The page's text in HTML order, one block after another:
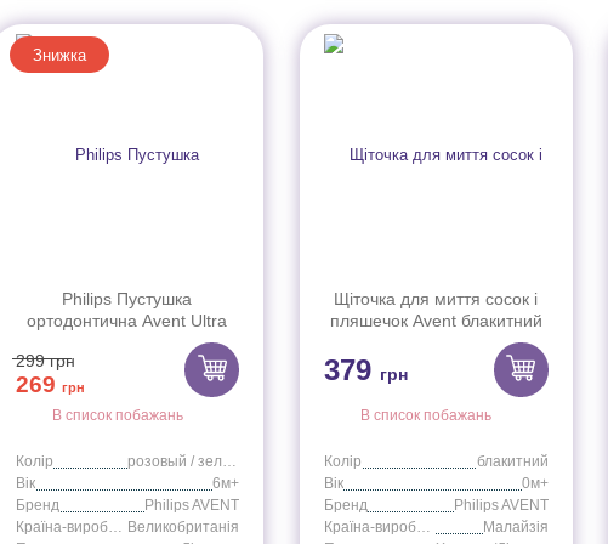
Знижка
Philips Пустушка
ортодонтична Avent Ultra
Air, 0-6 мес. рожева/зелена
2 шт. (SCF343/20)
299грн
269 грн
В список побажань
Колір
Вік
6м+
Бренд
Philips AVENT
Країна-виробник
Великобританія
Щіточка для миття сосок і
пляшечок Avent блакитний
379 грн
В список побажань
Колір
блакитний
Вік
0м+
Бренд
Philips AVENT
Малайзія